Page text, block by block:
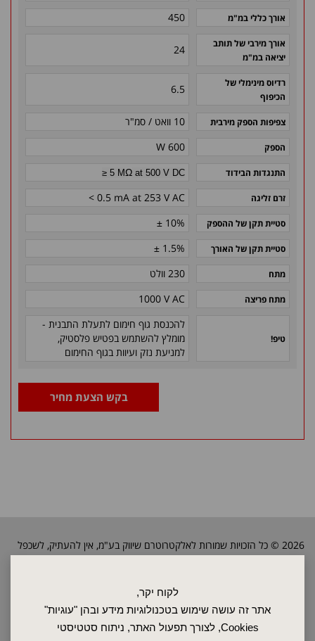
לקוח יקר,
אתר זה עושה שימוש בטכנולוגיות מידע ובהן "עוגיות"
Cookies, לצורך תפעול האתר, ניתוח סטטיסטי
אורך כללי במ"מ 450
אורך מירבי של תותב
יציאה במ"מ
24
רדיוס מינימלי של
הכיפוף
6.5
צפיפות הספק מירבית 10 וואט / סמ"ר
הספק 600 W
התנגדות הבידוד ≥ 5 MΩ at 500 V DC
זרם זליגה < 0.5 mA at 253 V AC
סטיית תקן של ההספק ± 10%
סטיית תקן של האורך ± 1.5%
מתח 230 וולט
מתח פריצה 1000 V AC
טיפ!
להכנסת גוף חימום לתעלת התבנית -
מומלץ להשתמש בפטיש פלסטיק,
למניעת נזק ועיוות בגוף החימום
בקש הצעת מחיר
2026 © כל הזכויות שמורות לאלקטרוטרם שיווק בע"מ, אין להעתיק, לשכפל
טקסטים, תמונות וכל חומר אחר באתר זה ללא אישור בעלי החברה.
שרות ותחזוקה